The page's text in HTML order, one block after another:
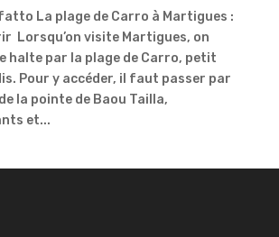
La plage de Carro à Martigues :
Lorsqu’on visite Martigues, on
halte par la plage de Carro, petit
Pour y accéder, il faut passer par
la pointe de Baou Tailla,
et...